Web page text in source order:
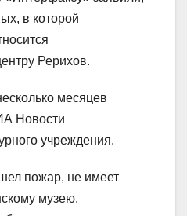
в которой
Рерихов.
месяцев
Новости
учреждения.
пожар, не имеет
музею.